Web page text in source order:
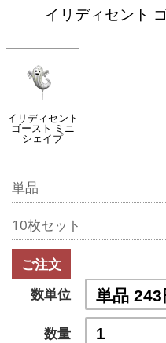
イリディセント
イリディセント
ゴースト ミニ
シェイプ
単品
10枚セット
ご注文
数単位
数量